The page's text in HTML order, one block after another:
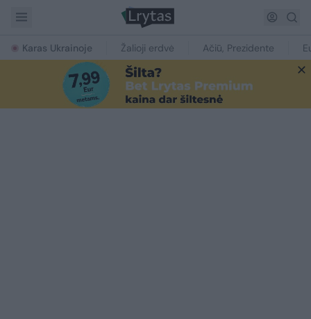
Karas Ukrainoje Žalioji erdvė Ačiū, Prezidente